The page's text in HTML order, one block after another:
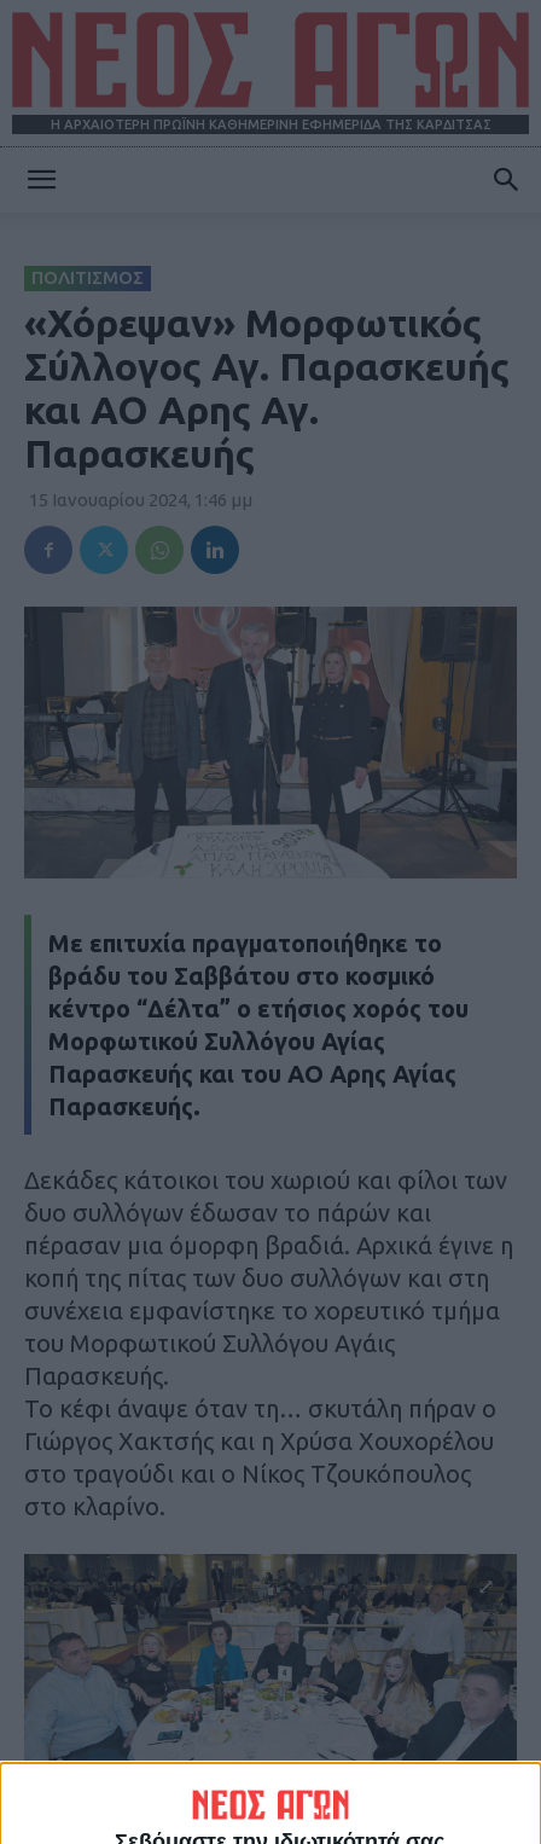
Η ΑΡΧΑΙΟΤΕΡΗ ΠΡΩΪΝΗ ΚΑΘΗΜΕΡΙΝΗ ΕΦΗΜΕΡΙΔΑ ΤΗΣ ΚΑΡΔΙΤΣΑΣ
ΠΟΛΙΤΙΣΜΟΣ
«Χόρεψαν» Μορφωτικός
Σύλλογος Αγ. Παρασκευής
και ΑΟ Αρης Αγ.
Παρασκευής
15 Ιανουαρίου 2024, 1:46 μμ
Mε επιτυχία πραγματοποιήθηκε το
βράδυ του Σαββάτου στο κοσμικό
κέντρο “Δέλτα” ο ετήσιος χορός του
Μορφωτικού Συλλόγου Αγίας
Παρασκευής και του ΑΟ Αρης Αγίας
Παρασκευής.
Δεκάδες κάτοικοι του χωριού και φίλοι των
δυο συλλόγων έδωσαν το πάρών και
πέρασαν μια όμορφη βραδιά. Αρχικά έγινε η
κοπή της πίτας των δυο συλλόγων και στη
συνέχεια εμφανίστηκε το χορευτικό τμήμα
του Μορφωτικού Συλλόγου Αγάις
Παρασκευής.
Το κέφι άναψε όταν τη… σκυτάλη πήραν ο
Γιώργος Χακτσής και η Χρύσα Χουχορέλου
στο τραγούδι και ο Νίκος Τζουκόπουλος
στο κλαρίνο.